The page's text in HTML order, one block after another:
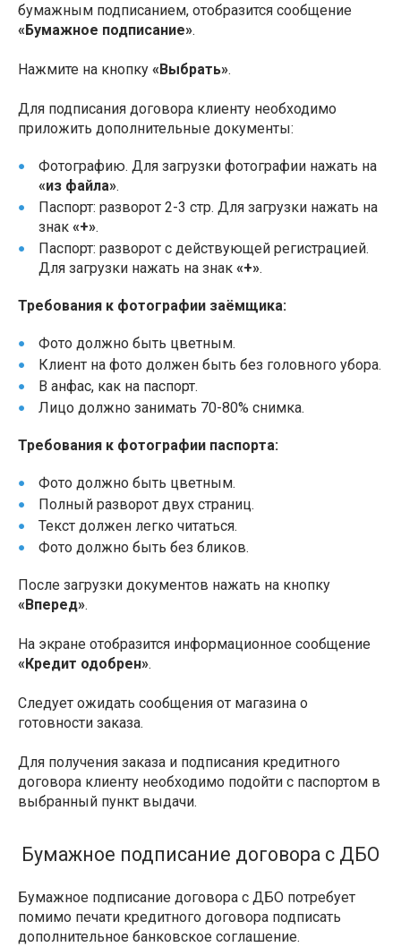
бумажным подписанием, отобразится сообщение
«Бумажное подписание».
Нажмите на кнопку «Выбрать».
Для подписания договора клиенту необходимо
приложить дополнительные документы:
Фотографию. Для загрузки фотографии нажать на
«из файла».
Паспорт: разворот 2-3 стр. Для загрузки нажать на
знак «+».
Паспорт: разворот с действующей регистрацией.
Для загрузки нажать на знак «+».
Требования к фотографии заёмщика:
Фото должно быть цветным.
Клиент на фото должен быть без головного убора.
В анфас, как на паспорт.
Лицо должно занимать 70-80% снимка.
Требования к фотографии паспорта:
Фото должно быть цветным.
Полный разворот двух страниц.
Текст должен легко читаться.
Фото должно быть без бликов.
После загрузки документов нажать на кнопку
«Вперед».
На экране отобразится информационное сообщение
«Кредит одобрен».
Следует ожидать сообщения от магазина о
готовности заказа.
Для получения заказа и подписания кредитного
договора клиенту необходимо подойти с паспортом в
выбранный пункт выдачи.
Бумажное подписание договора с ДБО
Бумажное подписание договора с ДБО потребует
помимо печати кредитного договора подписать
дополнительное банковское соглашение.